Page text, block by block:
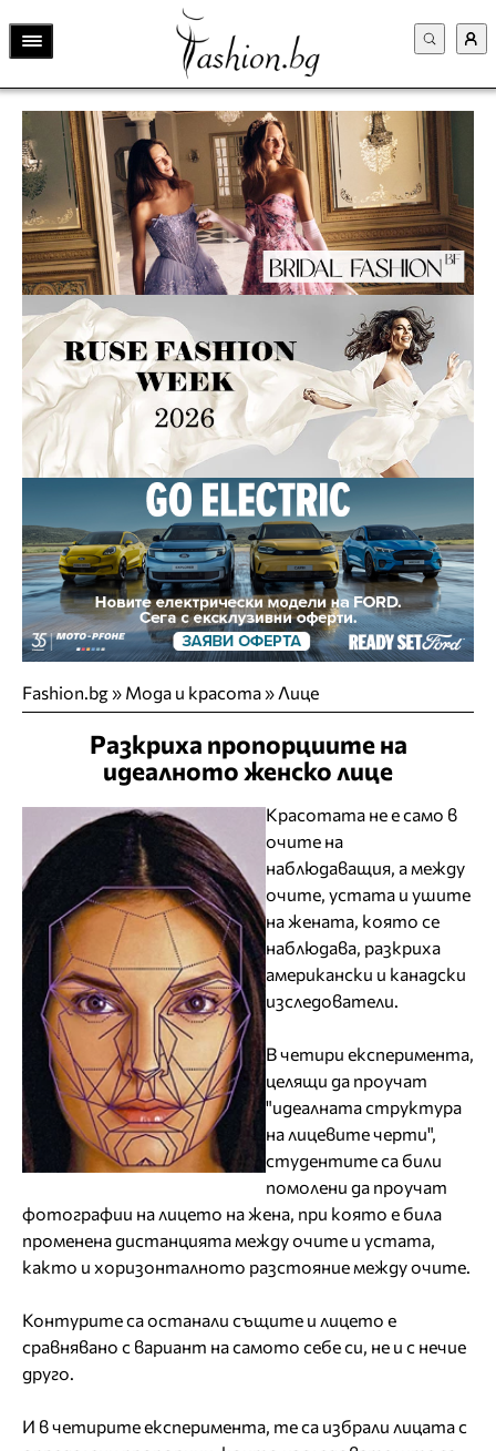
Fashion.bg» Мода и красота» Лице
Разкриха пропорциите на
идеалното женско лице
Красотата не е само в
очите на
наблюдаващия, а между
очите, устата и ушите
на жената, която се
наблюдава, разкриха
американски и канадски
изследователи.
В четири експеримента,
целящи да проучат
"идеалната структура
на лицевите черти",
студентите са били
помолени да проучат
фотографии на лицето на жена, при която е била
променена дистанцията между очите и устата,
както и хоризонталното разстояние между очите.
Контурите са останали същите и лицето е
сравнявано с вариант на самото себе си, не и с нечие
друго.
И в четирите експеримента, те са избрали лицата с